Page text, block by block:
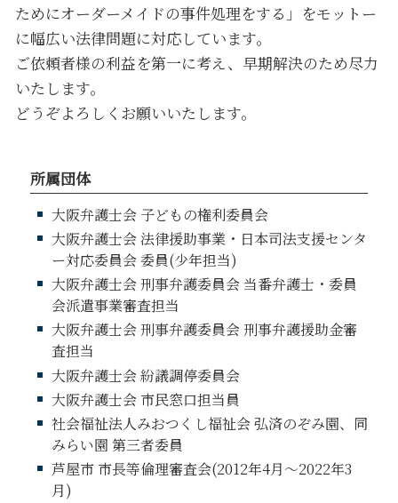
ためにオーダーメイドの事件処理をする」をモットー
に幅広い法律問題に対応しています。
ご依頼者様の利益を第一に考え、早期解決のため尽力
いたします。
どうぞよろしくお願いいたします。
所属団体
大阪弁護士会 子どもの権利委員会
大阪弁護士会 法律援助事業・日本司法支援センタ
ー対応委員会 委員(少年担当)
大阪弁護士会 刑事弁護委員会 当番弁護士・委員
会派遣事業審査担当
大阪弁護士会 刑事弁護委員会 刑事弁護援助金審
査担当
大阪弁護士会 紛議調停委員会
大阪弁護士会 市民窓口担当員
社会福祉法人みおつくし福祉会 弘済のぞみ園、同
みらい園 第三者委員
芦屋市 市長等倫理審査会(2012年4月～2022年3
月)